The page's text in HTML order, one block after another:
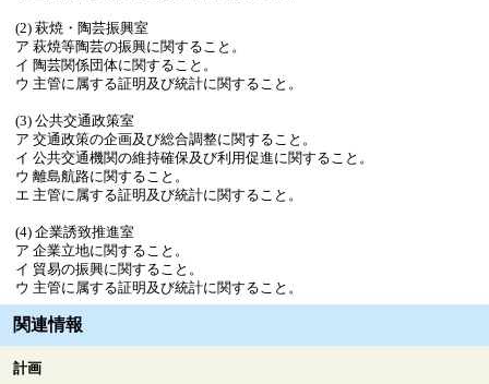
(2) 萩焼・陶芸振興室
ア 萩焼等陶芸の振興に関すること。
イ 陶芸関係団体に関すること。
ウ 主管に属する証明及び統計に関すること。
(3) 公共交通政策室
ア 交通政策の企画及び総合調整に関すること。
イ 公共交通機関の維持確保及び利用促進に関すること。
ウ 離島航路に関すること。
エ 主管に属する証明及び統計に関すること。
(4) 企業誘致推進室
ア 企業立地に関すること。
イ 貿易の振興に関すること。
ウ 主管に属する証明及び統計に関すること。
関連情報
計画